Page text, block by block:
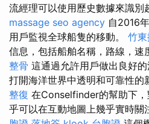
流經理可以使用歷史數據來識別
massage seo agency 自2016
用戶監視全球船隻的移動。 竹
信息，包括船舶名稱，路線，速
整骨 這通過允許用戶做出良好
打開海洋世界中透明和可靠性的
整復 在Conselfinder的幫助下
乎可以在互動地圖上幾乎實時關